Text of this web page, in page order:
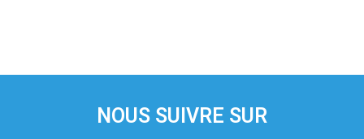
NOUS SUIVRE SUR